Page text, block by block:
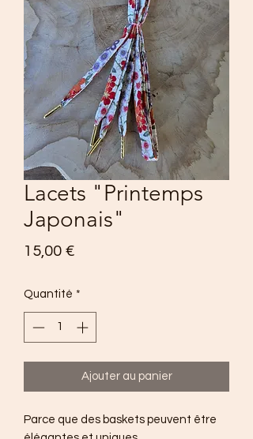
Lacets "Printemps
Japonais"
15,00 €Prix
Quantité *
Ajouter au panier
Parce que des baskets peuvent être